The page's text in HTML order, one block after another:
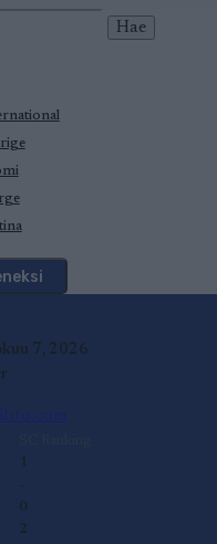
7, 2026
1
-
0
2